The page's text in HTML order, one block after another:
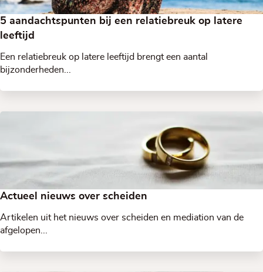
5 aandachtspunten bij een relatiebreuk op latere
leeftijd
Een relatiebreuk op latere leeftijd brengt een aantal
bijzonderheden...
Actueel nieuws over scheiden
Artikelen uit het nieuws over scheiden en mediation van de
afgelopen...